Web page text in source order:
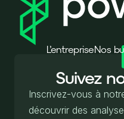
L’entrepriseNos
Suivez
Inscrivez-vous à
découvrir des